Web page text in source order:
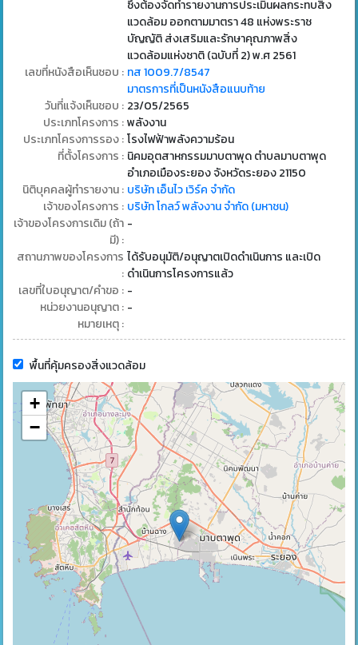
ซึ่งต้องจัดทำรายงานการประเมินผลกระทบสิ่ง
แวดล้อม ออกตามมาตรา 48 แห่งพระราช
บัญญัติ ส่งเสริมและรักษาคุณภาพสิ่ง
แวดล้อมแห่งชาติ (ฉบับที่ 2) พ.ศ 2561
เลขที่หนังสือเห็นชอบ : ทส 1009.7/8547
มาตรการที่เป็นหนังสือแนบท้าย
วันที่แจ้งเห็นชอบ : 23/05/2565
ประเภทโครงการ : พลังงาน
ประเภทโครงการรอง : โรงไฟฟ้าพลังความร้อน
ที่ตั้งโครงการ : นิคมอุตสาหกรรมมาบตาพุด ตำบลมาบตาพุด
อำเภอเมืองระยอง จังหวัดระยอง 21150
นิติบุคคลผู้ทำรายงาน : บริษัท เอ็นไว เวิร์ค จำกัด
เจ้าของโครงการ : บริษัท โกลว์ พลังงาน จำกัด (มหาชน)
เจ้าของโครงการเดิม (ถ้า
มี) :
-
สถานภาพของโครงการ
:
ได้รับอนุมัติ/อนุญาตเปิดดำเนินการ และเปิด
ดำเนินการโครงการแล้ว
เลขที่ใบอนุญาต/คำขอ : -
หน่วยงานอนุญาต : -
หมายเหตุ :
พื้นที่คุ้มครองสิ่งแวดล้อม
+
−